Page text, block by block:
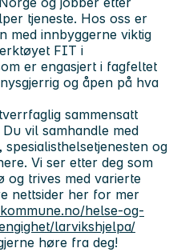
tjeneste. Hos oss er
med innbyggerne viktig
FIT i
er engasjert i fagfeltet
og åpen på hva
sammensatt
vil samhandle med
og
Vi ser etter deg som
og trives med varierte
nettsider her for mer
helse-og-
larvikshjelpa/
høre fra deg!